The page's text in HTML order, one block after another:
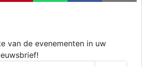
van de evenementen in uw